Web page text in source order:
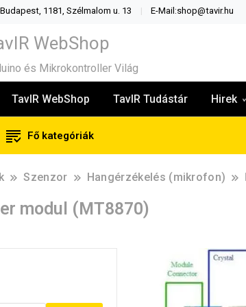
Budapest, 1181, Szélmalom u. 13 E-Mail:shop@tavir.hu
WebShop
és Mikrokontroller Világ
TavIR WebShop TavIR Tudástár Hirek
Fő kategóriák
Szenzor Hangérzékelés (mikrofon)
modul (MT8870)